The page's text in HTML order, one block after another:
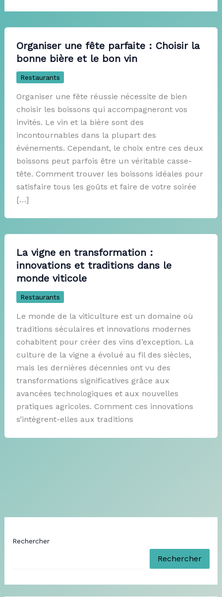
Organiser une fête parfaite : Choisir la
bonne bière et le bon vin
Restaurants
Organiser une fête réussie nécessite de bien
choisir les boissons qui accompagneront vos
invités. Le vin et la bière sont des
incontournables dans la plupart des
événements. Cependant, le choix entre ces deux
boissons peut parfois être un véritable casse-
tête. Comment trouver les boissons idéales pour
satisfaire tous les goûts et faire de votre soirée
[…]
La vigne en transformation :
innovations et traditions dans le
monde viticole
Restaurants
Le monde de la viticulture est un domaine où
traditions séculaires et innovations modernes
cohabitent pour créer des vins d’exception. La
culture de la vigne a évolué au fil des siècles,
mais les dernières décennies ont vu des
transformations significatives grâce aux
avancées technologiques et aux nouvelles
pratiques agricoles. Comment ces innovations
s’intègrent-elles aux traditions
Rechercher
Rechercher